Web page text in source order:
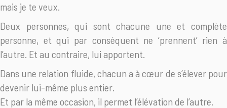
mais je te veux.
Deux personnes, qui sont chacune une et complète
personne, et qui par conséquent ne ‘prennent’ rien à
l’autre. Et au contraire, lui apportent.
Dans une relation fluide, chacun a à cœur de s’élever pour
devenir lui-même plus entier.
Et par la même occasion, il permet l’élévation de l’autre.